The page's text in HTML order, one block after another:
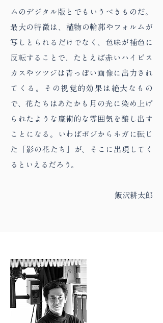
ムのデジタル版とでもいうべきものだ。
最大の特徴は、植物の輪郭やフォルムが
写しとられるだけでなく、色味が補色に
反転することで、たとえば赤いハイビス
カスやツツジは青っぽい画像に出力され
てくる。その視覚的効果は絶大なもの
で、花たちはあたかも月の光に染め上げ
られたような魔術的な雰囲気を醸し出す
ことになる。いわばポジからネガに転じ
た「影の花たち」が、そこに出現してく
るといえるだろう。
飯沢耕太郎